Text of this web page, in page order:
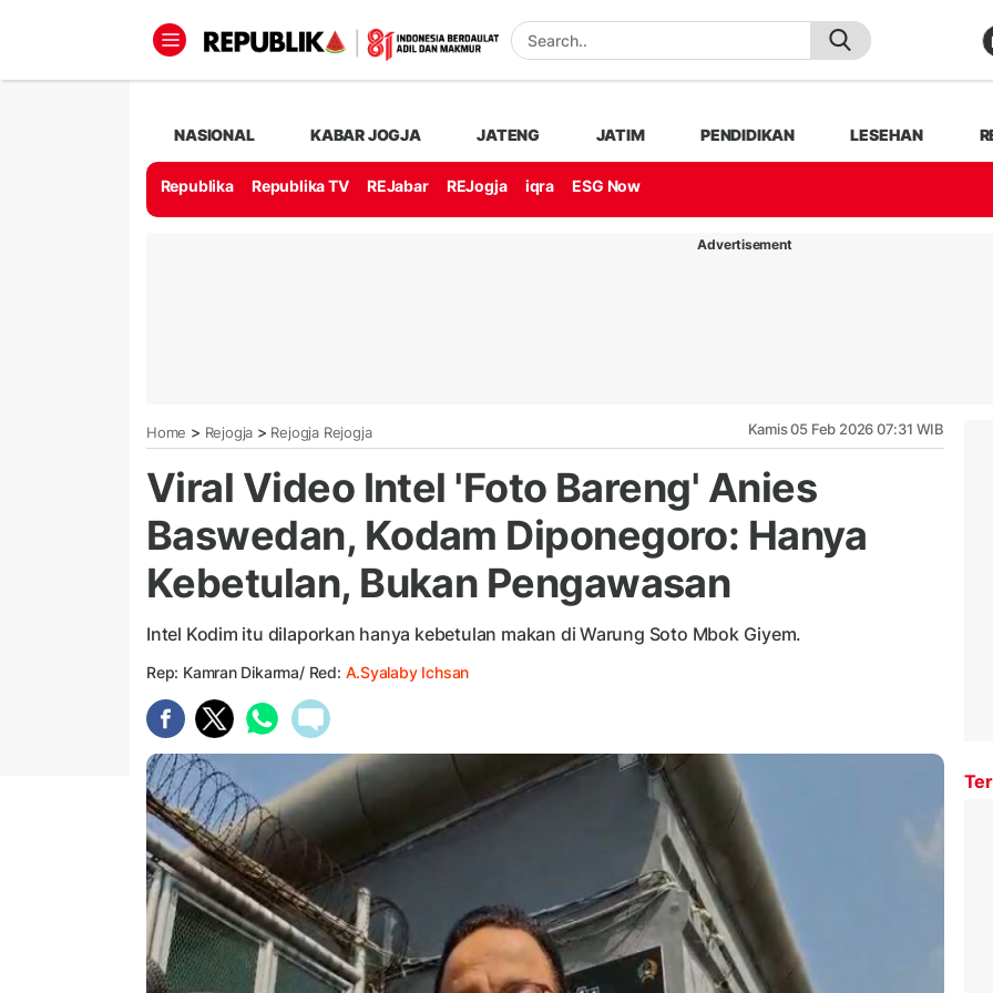
NASIONAL KABAR JOGJA JATENG JATIM PENDIDIKAN LESEHAN
Republika Republika TV REJabar REJogja iqra ESG Now
Advertisement
Home > Rejogja > Rejogja Rejogja Kamis 05 Feb 2026 07:31 WIB
Viral Video Intel 'Foto Bareng' Anies
Baswedan, Kodam Diponegoro: Hanya
Kebetulan, Bukan Pengawasan
Intel Kodim itu dilaporkan hanya kebetulan makan di Warung Soto Mbok Giyem.
Rep: Kamran Dikarma/ Red: A.Syalaby Ichsan